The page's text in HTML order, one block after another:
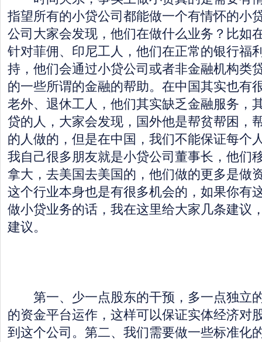
指望所有的小贷公司都能做一个有情怀的小
公司大家会发现，他们在做什么业务？比如
针对菲佣、印尼工人，他们在正常的银行福
持，他们会通过小贷公司或者非金融机构类
的一些所谓的金融的帮助。在中国其实也有
老外、退休工人，他们其实缺乏金融服务，
贷的人，大家会发现，国外他是帮贫帮困，
的人做的，但是在中国，我们不能保证每个
我自己很多朋友就是小贷公司董事长，他们
拿大，去美国去美国的，他们做的更多是做
这个行业本身也是有很多机会的，如果你有
做小贷业务的话，我在这里给大家几条建议
建议。
第一、少一点股东的干预，多一点独立
的资金平台运作，这样可以保证实体经济对
到这个公司。第二、我们需要做一些标准化